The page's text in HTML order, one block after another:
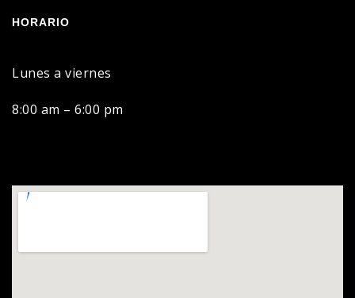
HORARIO
Lunes a viernes
8:00 am – 6:00 pm